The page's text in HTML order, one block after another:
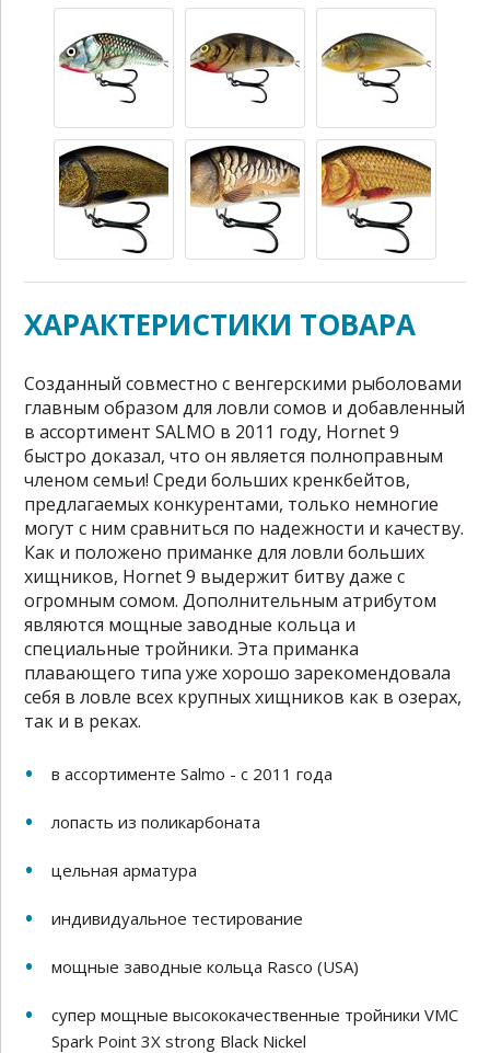
ХАРАКТЕРИСТИКИ ТОВАРА
Созданный совместно с венгерскими рыболовами
главным образом для ловли сомов и добавленный
в ассортимент SALMO в 2011 году, Hornet 9
быстро доказал, что он является полноправным
членом семьи! Среди больших кренкбейтов,
предлагаемых конкурентами, только немногие
могут с ним сравниться по надежности и качеству.
Как и положено приманке для ловли больших
хищников, Hornet 9 выдержит битву даже с
огромным сомом. Дополнительным атрибутом
являются мощные заводные кольца и
специальные тройники. Эта приманка
плавающего типа уже хорошо зарекомендовала
себя в ловле всех крупных хищников как в озерах,
так и в реках.
в ассортименте Salmo - c 2011 года
лопасть из поликарбоната
цельная арматура
индивидуальное тестирование
мощные заводные кольца Rasco (USA)
супер мощные высококачественные тройники VMC
Spark Point 3X strong Black Nickel